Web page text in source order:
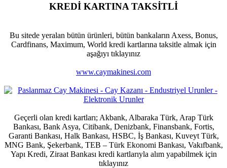
KREDİ KARTINA TAKSİTLİ
Bu sitede yeralan bütün ürünleri, bütün bankaların Axess, Bonus,
Cardfinans, Maximum, World kredi kartlarına taksitle almak için
aşağıyı tıklayınız
www.caymakinesi.com
Geçerli olan kredi kartları; Akbank, Albaraka Türk, Arap Türk
Bankası, Bank Asya, Citibank, Denizbank, Finansbank, Fortis,
Garanti Bankası, Halk Bankası, HSBC, İş Bankası, Kuveyt Türk,
MNG Bank, Şekerbank, TEB – Türk Ekonomi Bankası, Vakıfbank,
Yapı Kredi, Ziraat Bankası kredi kartlarıyla alım yapabilmek için
tıklayınız